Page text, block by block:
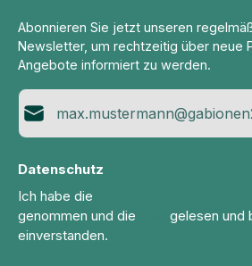
Abonnieren Sie jetzt unseren
Newsletter, um rechtzeitig über neue
Angebote informiert zu werden.
E-Mail-Adresse*
Datenschutz
Ich habe die
genommen und die
gelesen und
einverstanden.